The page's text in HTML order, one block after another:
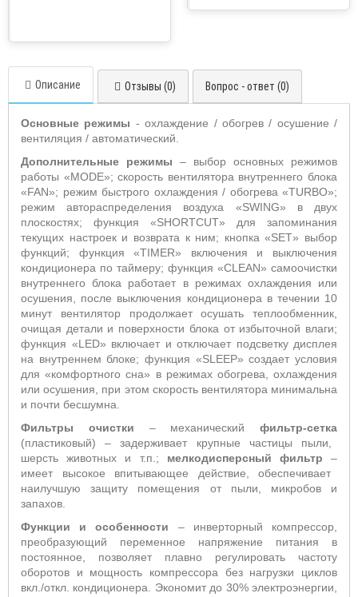
Описание Отзывы (0) Вопрос - ответ (0)
Основные режимы - охлаждение / обогрев / осушение /
вентиляция / автоматический.
Дополнительные режимы – выбор основных режимов
работы «MODE»;скорость вентилятора внутреннего блока
«FAN»; режим быстрого охлаждения / обогрева «TURBO»;
режим автораспределения воздуха «SWING» в двух
плоскостях; функция «SHORTCUT» для запоминания
текущих настроек и возврата к ним; кнопка «SET» выбор
функций; функция «TIMER» включения и выключения
кондиционера по таймеру; функция «CLEAN» самоочистки
внутреннего блока работает в режимах охлаждения или
осушения, после выключения кондиционера в течении 10
минут вентилятор продолжает осушать теплообменник,
очищая детали и поверхности блока от избыточной влаги;
функция «LED» включает и отключает подсветку дисплея
на внутреннем блоке; функция «SLEEP» создает условия
для «комфортного сна» в режимах обогрева, охлаждения
или осушения, при этом скорость вентилятора минимальна
и почти бесшумна.
Фильтры очистки – механический фильтр-сетка
(пластиковый) – задерживает крупные частицы пыли,
шерсть животных и т.п.; мелкодисперсный фильтр –
имеет высокое впитывающее действие,обеспечивает
наилучшую защиту помещения от пыли, микробов и
запахов.
Функции и особенности – инверторный компрессор,
преобразующий переменное напряжение питания в
постоянное, позволяет плавно регулировать частоту
оборотов и мощность компрессора без нагрузки циклов
вкл./откл. кондиционера. Экономит до 30% электроэнергии,